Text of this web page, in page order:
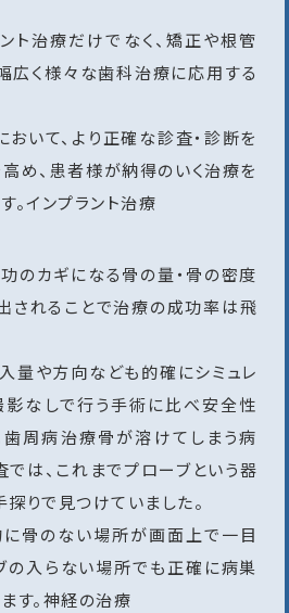
ト治療だけでなく、矯正や根管
広く様々な歯科治療に応用する
いて、より正確な診査・診断を
め、患者様が納得のいく治療を
。インプラント治療
のカギになる骨の量・骨の密度
されることで治療の成功率は飛
量や方向なども的確にシミュレ
影なしで行う手術に比べ安全性
歯周病治療骨が溶けてしまう病
は、これまでプローブという器
りで見つけていました。
骨のない場所が画面上で一目
の入らない場所でも正確に病巣
す。神経の治療